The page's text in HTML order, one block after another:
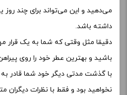
می‌دهید و این می‌تواند برای چند روز
داشته باشد.
دقیقا مثل وقتی که شما به یک قرار
باشید و بهترین عطر خود را روی
با گذشت مدتی دیگر خود شما قادر
نخواهید بود و فقط با نظرات